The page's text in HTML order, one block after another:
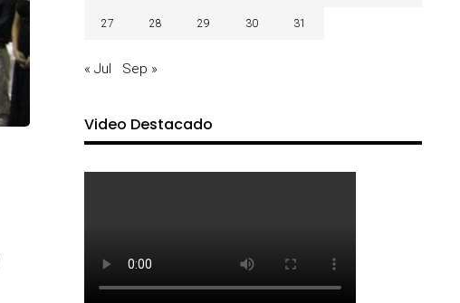
27 28 29 30 31
« Jul Sep »
Video Destacado